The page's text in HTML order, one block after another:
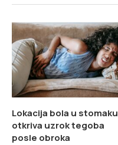
Lokacija bola u stomaku
otkriva uzrok tegoba
posle obroka